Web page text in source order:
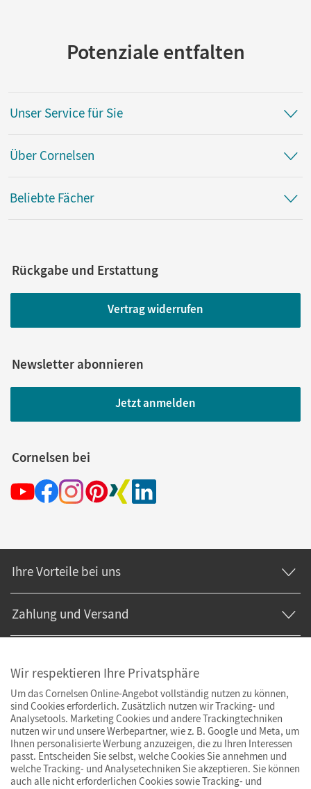
Potenziale entfalten
Unser Service für Sie
Über Cornelsen
Beliebte Fächer
Rückgabe und Erstattung
Vertrag widerrufen
Newsletter abonnieren
Jetzt anmelden
Cornelsen bei
Ihre Vorteile bei uns
Zahlung und Versand
Wir respektieren Ihre Privatsphäre
Um das Cornelsen Online-Angebot vollständig nutzen zu können,
sind Cookies erforderlich. Zusätzlich nutzen wir Tracking- und
Analysetools. Marketing Cookies und andere Trackingtechniken
nutzen wir und unsere Werbepartner, wie z. B. Google und Meta, um
Ihnen personalisierte Werbung anzuzeigen, die zu Ihren Interessen
passt. Entscheiden Sie selbst, welche Cookies Sie annehmen und
welche Tracking- und Analysetechniken Sie akzeptieren. Sie können
auch alle nicht erforderlichen Cookies sowie Tracking- und